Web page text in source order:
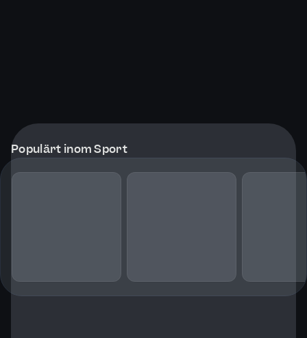
Populärt inom Sport